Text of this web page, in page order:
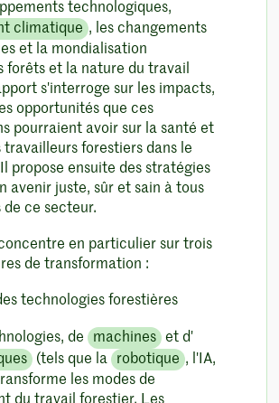
technologiques,
climatique , les changements
et la mondialisation
forêts et la nature du travail
s'interroge sur les impacts,
opportunités que ces
pourraient avoir sur la santé et
travailleurs forestiers dans le
propose ensuite des stratégies
avenir juste, sûr et sain à tous
de ce secteur.
en particulier sur trois
de transformation :
technologies forestières
de machines et d'
(tels que la robotique , l'IA,
les modes de